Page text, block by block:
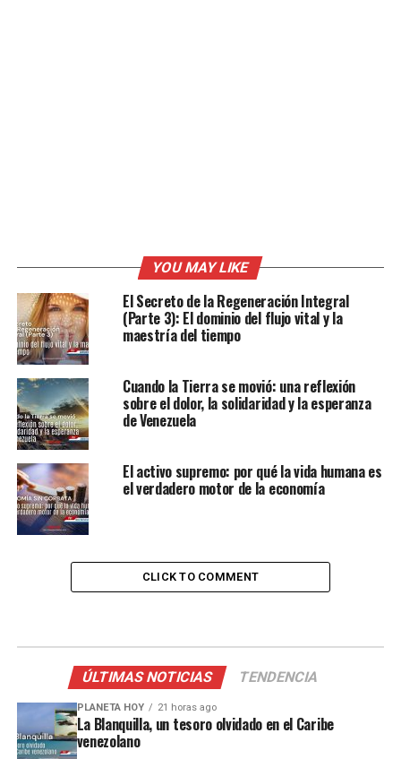
YOU MAY LIKE
El Secreto de la Regeneración Integral
(Parte 3): El dominio del flujo vital y la
maestría del tiempo
Cuando la Tierra se movió: una reflexión
sobre el dolor, la solidaridad y la esperanza
de Venezuela
El activo supremo: por qué la vida humana es
el verdadero motor de la economía
CLICK TO COMMENT
ÚLTIMAS NOTICIAS TENDENCIA
PLANETA HOY 21 horas ago
La Blanquilla, un tesoro olvidado en el Caribe
venezolano